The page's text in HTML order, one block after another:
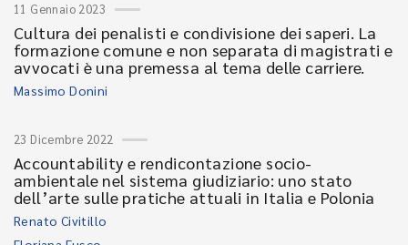
11 Gennaio 2023
Cultura dei penalisti e condivisione dei saperi. La
formazione comune e non separata di magistrati e
avvocati è una premessa al tema delle carriere.
Massimo Donini
23 Dicembre 2022
Accountability e rendicontazione socio-
ambientale nel sistema giudiziario: uno stato
dell’arte sulle pratiche attuali in Italia e Polonia
Renato Civitillo